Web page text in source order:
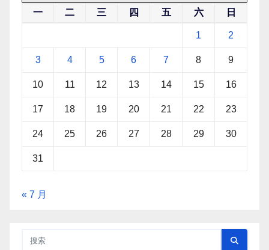
一 二 三 四 五 六 日
1 2
3 4 5 6 7 8 9
10 11 12 13 14 15 16
17 18 19 20 21 22 23
24 25 26 27 28 29 30
31
« 7 月